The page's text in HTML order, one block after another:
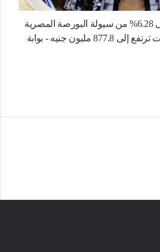
قطاع البنوك يستحوذ على 6.28% من سيولة البورصة المصرية
بجلسة الخميس.. التداولات ترتفع إلى 877.8 مليون جنيه - بوابة